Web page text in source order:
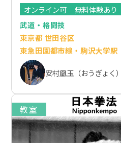
オンライン可
無料体験あり
武道・格闘技
東京都 世田谷区
東急田園都市線・駒沢大学駅
安村凰玉（おうぎょく）
教室